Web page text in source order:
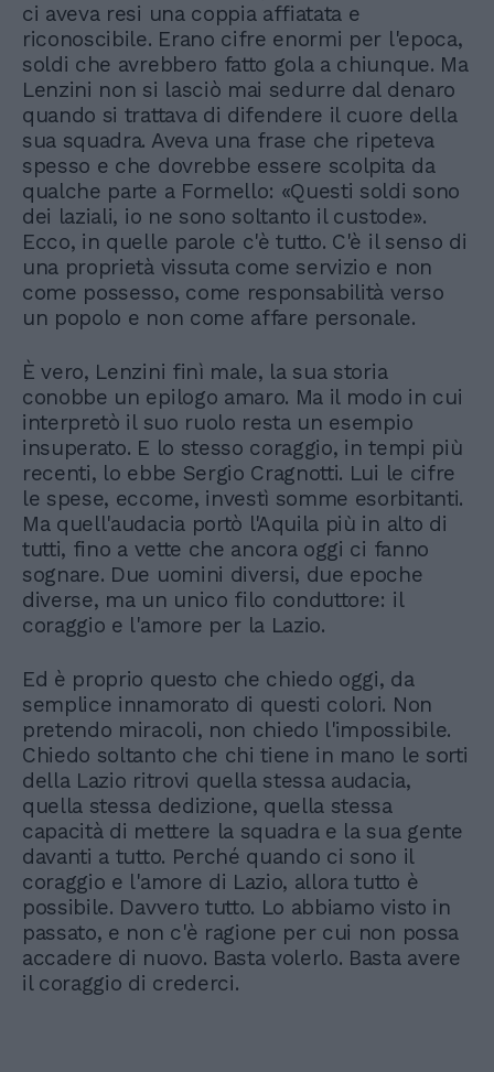
ci aveva resi una coppia affiatata e
riconoscibile. Erano cifre enormi per l'epoca,
soldi che avrebbero fatto gola a chiunque. Ma
Lenzini non si lasciò mai sedurre dal denaro
quando si trattava di difendere il cuore della
sua squadra. Aveva una frase che ripeteva
spesso e che dovrebbe essere scolpita da
qualche parte a Formello: «Questi soldi sono
dei laziali, io ne sono soltanto il custode».
Ecco, in quelle parole c'è tutto. C'è il senso di
una proprietà vissuta come servizio e non
come possesso, come responsabilità verso
un popolo e non come affare personale.
È vero, Lenzini finì male, la sua storia
conobbe un epilogo amaro. Ma il modo in cui
interpretò il suo ruolo resta un esempio
insuperato. E lo stesso coraggio, in tempi più
recenti, lo ebbe Sergio Cragnotti. Lui le cifre
le spese, eccome, investì somme esorbitanti.
Ma quell'audacia portò l'Aquila più in alto di
tutti, fino a vette che ancora oggi ci fanno
sognare. Due uomini diversi, due epoche
diverse, ma un unico filo conduttore: il
coraggio e l'amore per la Lazio.
Ed è proprio questo che chiedo oggi, da
semplice innamorato di questi colori. Non
pretendo miracoli, non chiedo l'impossibile.
Chiedo soltanto che chi tiene in mano le sorti
della Lazio ritrovi quella stessa audacia,
quella stessa dedizione, quella stessa
capacità di mettere la squadra e la sua gente
davanti a tutto. Perché quando ci sono il
coraggio e l'amore di Lazio, allora tutto è
possibile. Davvero tutto. Lo abbiamo visto in
passato, e non c'è ragione per cui non possa
accadere di nuovo. Basta volerlo. Basta avere
il coraggio di crederci.